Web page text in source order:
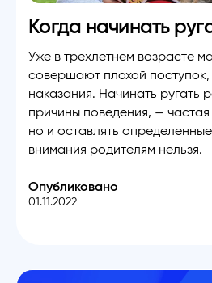
Когда начинать
Уже в трехлетнем возрасте
совершают плохой
наказания. Начинать ругать
причины поведения, —
но и оставлять
внимания родителям нельзя.
Опубликовано
01.11.2022